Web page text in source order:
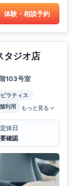
体験・相談予約
タジオ店
103号室
ラティス
利用 もっと見る
定休日
要確認